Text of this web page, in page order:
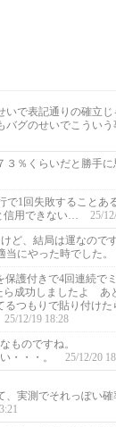
いで表記通りの確立
バグのせいでこうい
３％くらいだと勝手に
で1回失敗することあ
信用できない…
25/
ど、結局は運なのです
当にやった時でした。
保護付きで4回連続で
ら成功しましたよ あ
るつもりで貼り付け
25/12/19 18:28
ものですね。
・・・。
25/12/20
、実測でそれっぽい